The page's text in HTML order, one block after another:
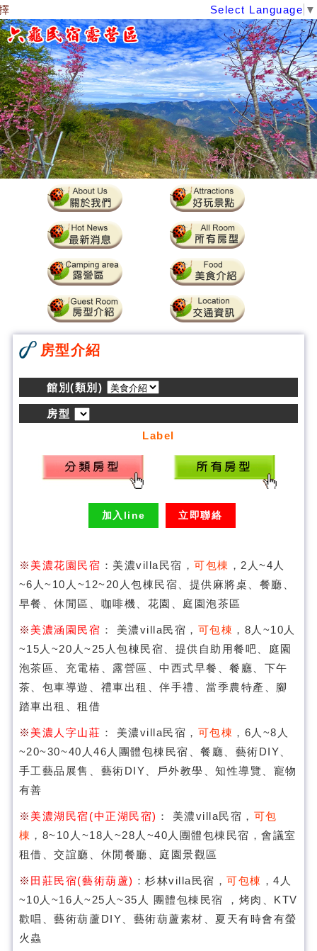
Select Language ▼
房型介紹
館別(類別)
房型
Label
加入line 立即聯絡
※ 美濃花園民宿 ：美濃villa民宿，可包棟 ，2人~4人
~6人~10人~12~20人包棟民宿、提供麻將桌、餐廳、
早餐、休閒區、咖啡機、花園、庭園泡茶區
※ 美濃涵園民宿 ： 美濃villa民宿， 可包棟 ，8人~10人
~15人~20人~25人包棟民宿、提供自助用餐吧、庭園
泡茶區、充電樁、露營區、中西式早餐、餐廳、下午
茶、包車導遊、禮車出租、伴手禮、當季農特產、腳
踏車出租、租借
※ 美濃人字山莊 ： 美濃villa民宿， 可包棟 ，6人~8人
~20~30~40人46人團體包棟民宿、餐廳、藝術DIY、
手工藝品展售、藝術DIY、戶外教學、知性導覽、寵物
有善
※ 美濃湖民宿(中正湖民宿) ： 美濃villa民宿， 可包
棟 ，8~10人~18人~28人~40人團體包棟民宿，會議室
租借、交誼廳、休閒餐廳、庭園景觀區
※ 田莊民宿(藝術葫蘆) ：杉林villa民宿，可包棟 ，4人
~10人~16人~25人~35人 團體包棟民宿 ，烤肉、KTV
歡唱、藝術葫蘆DIY、藝術葫蘆素材、夏天有時會有螢
火蟲